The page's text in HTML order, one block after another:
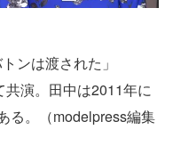
ンは渡された」
共演。田中は2011年に
る。（modelpress編集